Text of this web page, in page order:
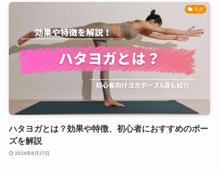
ヨガ
ハタヨガとは？効果や特徴、初心者におすすめのポー
ズを解説
2024年8月27日